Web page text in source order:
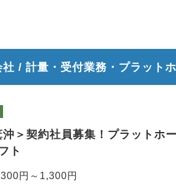
/ 計量・受付業務・プラット
沖＞契約社員募集！プラットホ
ト
円～1,300円